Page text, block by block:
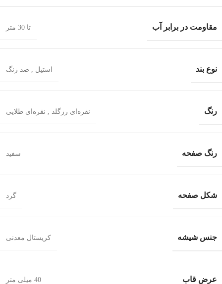
مقاومت در برابر آب تا 30 متر
نوع بند استیل ضد زنگ
رنگ نقره‌ای رزگلد نقره‌ای طلایی
رنگ صفحه سفید
شکل صفحه گرد
جنس شیشه کریستال معدنی
عرض قاب 40 میلی متر